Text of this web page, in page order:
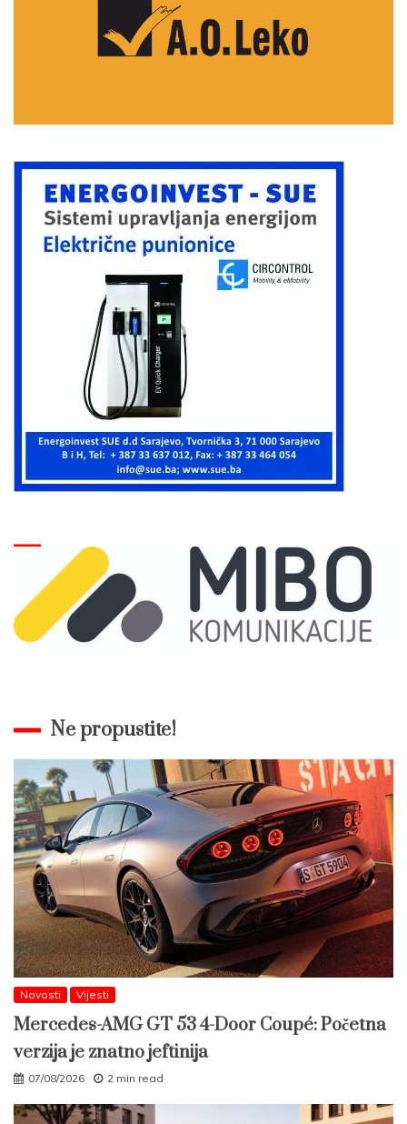
Ne propustite!
Novosti Vijesti
Mercedes-AMG GT 53 4-Door Coupé: Početna
verzija je znatno jeftinija
07/08/2026 2 min read